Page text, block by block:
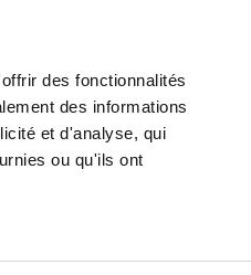
des fonctionnalités
des informations
et d'analyse, qui
ou qu'ils ont
Politics